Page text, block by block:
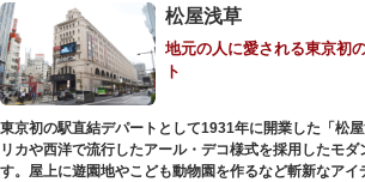
身体を動かせます。
隅田川橋梁に設置された全長約160mの「すみだリバー
スカイツリーまでの最短距離ルートのひとつ。歩道橋の
から隅田川を見下ろしたり、すぐ横を走る電車の迫力を
散策にいかがでしょうか。
松屋浅草
地元の人に愛される東京初
ト
東京初の駅直結デパートとして1931年に開業した「松
リカや西洋で流行したアール・デコ様式を採用したモダ
す。屋上に遊園地やこども動物園を作るなど斬新なアイ